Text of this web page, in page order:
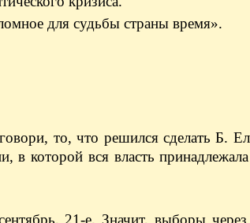
для судьбы страны время».
то, что решился сделать Б.
в которой вся власть
21-е. Значит, выборы